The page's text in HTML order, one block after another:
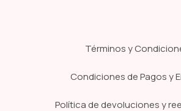
Términos y
Condiciones de Pagos y
Política de devoluciones y